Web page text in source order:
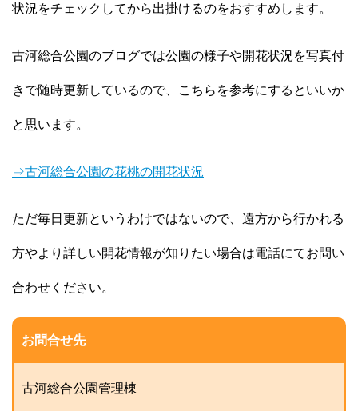
状況をチェックしてから出掛けるのをおすすめします。
古河総合公園のブログでは公園の様子や開花状況を写真付
きで随時更新しているので、こちらを参考にするといいか
と思います。
⇒古河総合公園の花桃の開花状況
ただ毎日更新というわけではないので、遠方から行かれる
方やより詳しい開花情報が知りたい場合は電話にてお問い
合わせください。
お問合せ先
古河総合公園管理棟